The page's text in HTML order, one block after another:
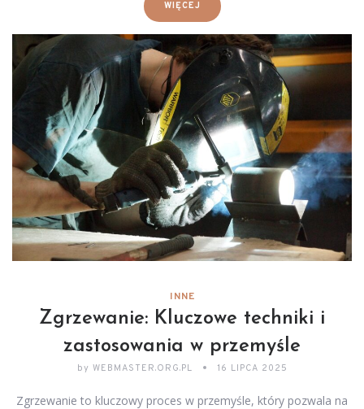
WIĘCEJ
INNE
Zgrzewanie: Kluczowe techniki i
zastosowania w przemyśle
by WEBMASTER.ORG.PL 16 LIPCA 2025
Zgrzewanie to kluczowy proces w przemyśle, który pozwala na